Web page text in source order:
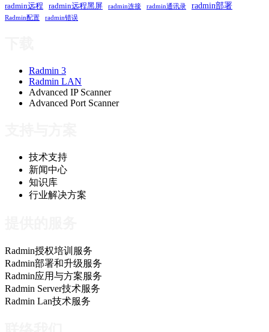
radmin远程 radmin远程黑屏 radmin连接 radmin通讯录 radmin部署
Radmin配置 radmin错误
Radmin 3
Radmin LAN
Advanced IP Scanner
Advanced Port Scanner
技术支持
新闻中心
知识库
行业解决方案
Radmin授权培训服务
Radmin部署和升级服务
Radmin应用与方案服务
Radmin Server技术服务
Radmin Lan技术服务